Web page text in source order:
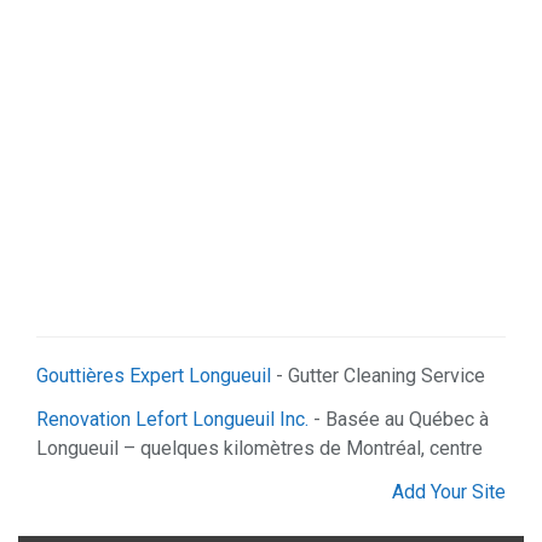
Gouttières Expert Longueuil - Gutter Cleaning Service
Renovation Lefort Longueuil Inc. - Basée au Québec à
Longueuil – quelques kilomètres de Montréal, centre
Add Your Site